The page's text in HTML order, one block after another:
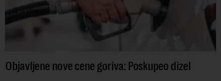
Objavljene nove cene goriva: Poskupeo dizel